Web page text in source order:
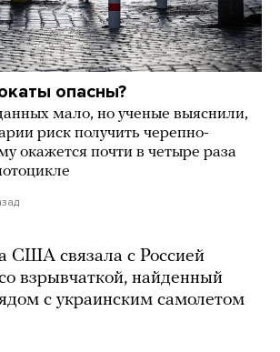
опасны?
мало, но ученые выяснили,
риск получить черепно-
окажется почти в четыре раза
США связала с Россией
взрывчаткой, найденный
с украинским самолетом